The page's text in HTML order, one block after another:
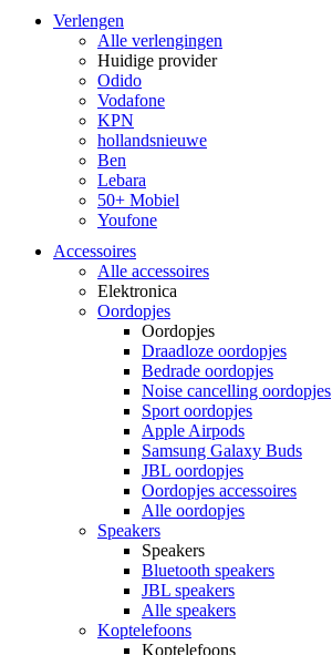
Verlengen
Alle verlengingen
Huidige provider
Odido
Vodafone
KPN
hollandsnieuwe
Ben
Lebara
50+ Mobiel
Youfone
Accessoires
Alle accessoires
Elektronica
Oordopjes
Oordopjes
Draadloze oordopjes
Bedrade oordopjes
Noise cancelling oordopjes
Sport oordopjes
Apple Airpods
Samsung Galaxy Buds
JBL oordopjes
Oordopjes accessoires
Alle oordopjes
Speakers
Speakers
Bluetooth speakers
JBL speakers
Alle speakers
Koptelefoons
Koptelefoons